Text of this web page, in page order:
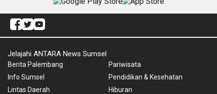
Jelajahi ANTARA News Sumsel
Berita Palembang
Info Sumsel
Lintas Daerah
Pariwisata
Pendidikan & Kesehatan
Hiburan